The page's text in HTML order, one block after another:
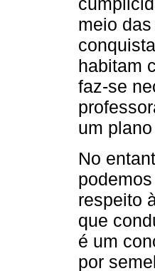
meio
habitam
faz-se
um
No
respeito
que
é um
por